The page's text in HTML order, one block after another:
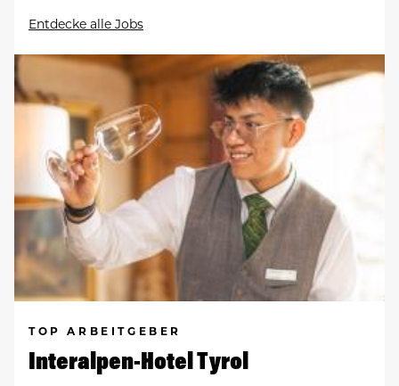
Entdecke alle Jobs
TOP ARBEITGEBER
Interalpen-Hotel Tyrol